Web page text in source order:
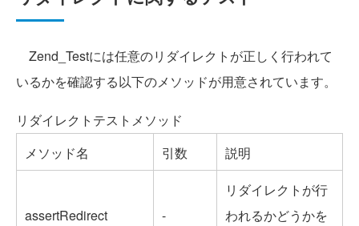
Zend_Testには任意のリダイレクトが正しく行われて
いるかを確認する以下のメソッドが用意されています。
リダイレクトテストメソッド
メソッド名
引数 説明
assertRedirect -
リダイレクトが行
われるかどうかを